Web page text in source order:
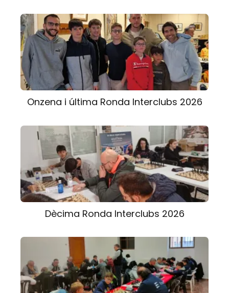
Onzena i última Ronda Interclubs 2026
Dècima Ronda Interclubs 2026